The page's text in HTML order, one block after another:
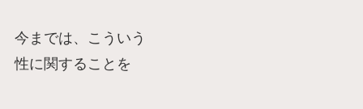
今までは、こういう
性に関することを